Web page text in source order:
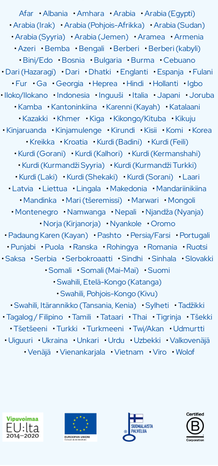
Afar •Albania •Amhara •Arabia •Arabia (Egypti)
•Arabia (Irak) •Arabia (Pohjois-Afrikka) •Arabia (Sudan)
•Arabia (Syyria) •Arabia (Jemen) •Aramea •Armenia
•Azeri •Bemba •Bengali •Berberi •Berberi (kabyli)
•Bini/Edo •Bosnia •Bulgaria •Burma •Cebuano
•Dari (Hazaragi) •Dari •Dhatki •Englanti •Espanja •Fulani
•Fur •Ga •Georgia •Heprea •Hindi •Hollanti •Igbo
•Iloko/Ilokano •Indonesia •Inguuši •Italia •Japani •Joruba
•Kamba •Kantoninkiina •Karenni (Kayah) •Katalaani
•Kazakki •Khmer •Kiga •Kikongo/Kituba •Kikuju
•Kinjaruanda •Kinjamulenge •Kirundi •Kisii •Komi •Korea
•Kreikka •Kroatia •Kurdi (Badini) •Kurdi (Feili)
•Kurdi (Gorani) •Kurdi (Kalhori) •Kurdi (Kermanshahi)
•Kurdi (Kurmandži Syyria) •Kurdi (Kurmandži Turkki)
•Kurdi (Laki) •Kurdi (Shekaki) •Kurdi (Sorani) •Laari
•Latvia •Liettua •Lingala •Makedonia •Mandariinikiina
•Mandinka •Mari (tšeremissi) •Marwari •Mongoli
•Montenegro •Namwanga •Nepali •Njandža (Nyanja)
•Norja (Kirjanorja) •Nyankole •Oromo
•Padaung Karen (Kayan) •Pashto •Persia/Farsi •Portugali
•Punjabi •Puola •Ranska •Rohingya •Romania •Ruotsi
•Saksa •Serbia •Serbokroaatti •Sindhi •Sinhala •Slovakki
•Somali •Somali (Mai-Mai) •Suomi
•Swahili, Etelä-Kongo (Katanga)
•Swahili, Pohjois-Kongo (Kivu)
•Swahili, Itärannikko (Tansania, Kenia) •Sylheti •Tadžikki
•Tagalog / Filipino •Tamili •Tataari •Thai •Tigrinja •Tšekki
•Tšetšeeni •Turkki •Turkmeeni •Twi/Akan •Udmurtti
•Uiguuri •Ukraina •Unkari •Urdu •Uzbekki •Valkovenäjä
•Venäjä •Vienankarjala •Vietnam •Viro •Wolof